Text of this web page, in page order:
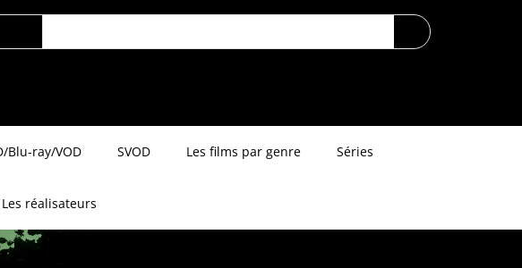
Blu-ray/VOD SVOD Les films par genre Séries
Les réalisateurs